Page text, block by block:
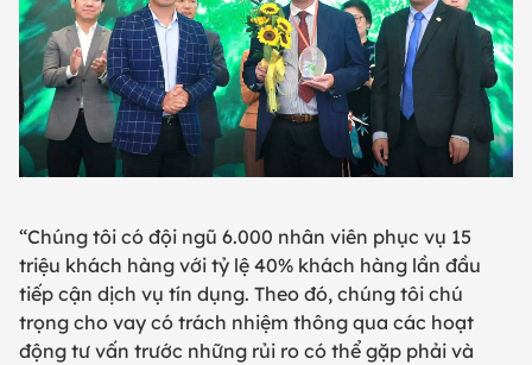
“Chúng tôi có đội ngũ 6.000 nhân viên phục vụ 15
triệu khách hàng với tỷ lệ 40% khách hàng lần đầu
tiếp cận dịch vụ tín dụng. Theo đó, chúng tôi chú
trọng cho vay có trách nhiệm thông qua các hoạt
động tư vấn trước những rủi ro có thể gặp phải và